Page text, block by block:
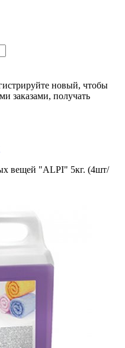
новый, чтобы
заказами, получать
вещей "ALPI" 5кг. (4шт/